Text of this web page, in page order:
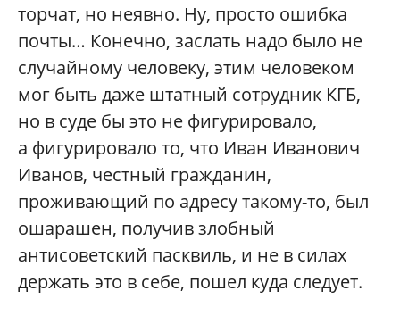
торчат, но неявно. Ну, просто ошибка
почты… Конечно, заслать надо было не
случайному человеку, этим человеком
мог быть даже штатный сотрудник КГБ,
но в суде бы это не фигурировало,
а фигурировало то, что Иван Иванович
Иванов, честный гражданин,
проживающий по адресу такому-то, был
ошарашен, получив злобный
антисоветский пасквиль, и не в силах
держать это в себе, пошел куда следует.